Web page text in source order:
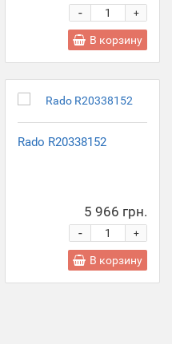
+
-
В корзину
Rado R20338152
5 966 грн.
+
-
В корзину